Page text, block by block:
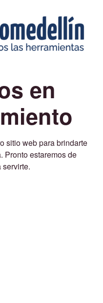
en
sitio web para brindarte
Pronto estaremos de
servirte.